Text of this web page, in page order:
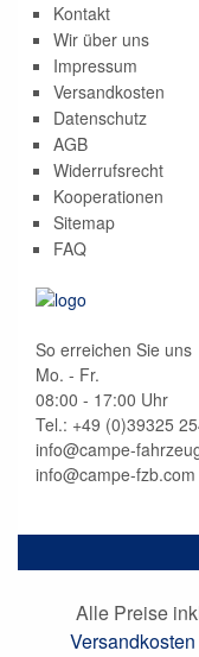
Kontakt
Wir über uns
Impressum
Versandkosten
Datenschutz
AGB
Widerrufsrecht
Kooperationen
Sitemap
FAQ
So erreichen Sie uns
Mo. - Fr.
08:00 - 17:00 Uhr
Tel.: +49 (0)39325
info@campe-
info@campe-fzb.com
Alle Preise
Versandkosten